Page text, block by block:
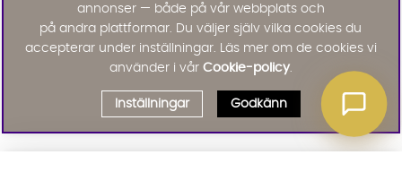
annonser — både på vår webbplats och
på andra plattformar. Du väljer själv vilka cookies du
accepterar under inställningar. Läs mer om de cookies vi
använder i vår Cookie-policy.
Inställningar Godkänn